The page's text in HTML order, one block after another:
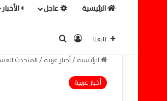
الرئيسية عاجل الأخبار
تابعنا تسجيل الدخول
الرئيسية/أخبار عربية/المتحدث
أخبار عربية